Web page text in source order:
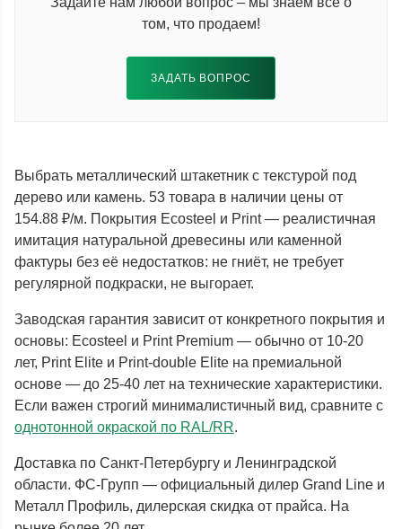
том, что продаем!
ЗАДАТЬ ВОПРОС
Выбрать металлический штакетник с текстурой под
дерево или камень. 53 товара в наличии цены от
154.88 ₽/м. Покрытия Ecosteel и Print — реалистичная
имитация натуральной древесины или каменной
фактуры без её недостатков: не гниёт, не требует
регулярной подкраски, не выгорает.
Заводская гарантия зависит от конкретного покрытия и
основы: Ecosteel и Print Premium — обычно от 10-20
лет, Print Elite и Print-double Elite на премиальной
основе — до 25-40 лет на технические характеристики.
Если важен строгий минималистичный вид, сравните с
однотонной окраской по RAL/RR.
Доставка по Санкт-Петербургу и Ленинградской
области. ФС-Групп — официальный дилер Grand Line и
Металл Профиль, дилерская скидка от прайса. На